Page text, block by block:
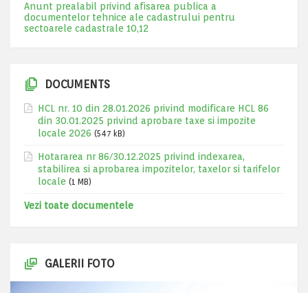
Anunt prealabil privind afisarea publica a
documentelor tehnice ale cadastrului pentru
sectoarele cadastrale 10,12
DOCUMENTS
HCL nr. 10 din 28.01.2026 privind modificare HCL 86
din 30.01.2025 privind aprobare taxe si impozite
locale 2026 (547 kB)
Hotararea nr 86/30.12.2025 privind indexarea,
stabilirea si aprobarea impozitelor, taxelor si tarifelor
locale (1 MB)
Vezi toate documentele
GALERII FOTO